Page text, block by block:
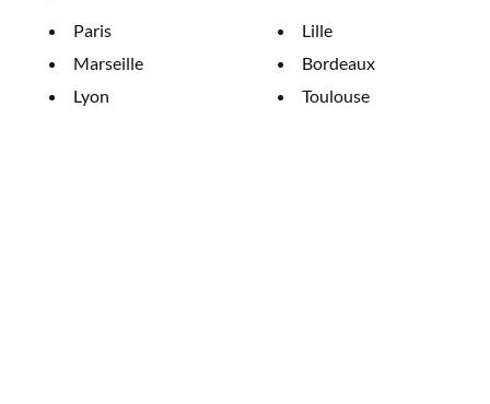
Paris
Marseille
Lyon
Lille
Bordeaux
Toulouse